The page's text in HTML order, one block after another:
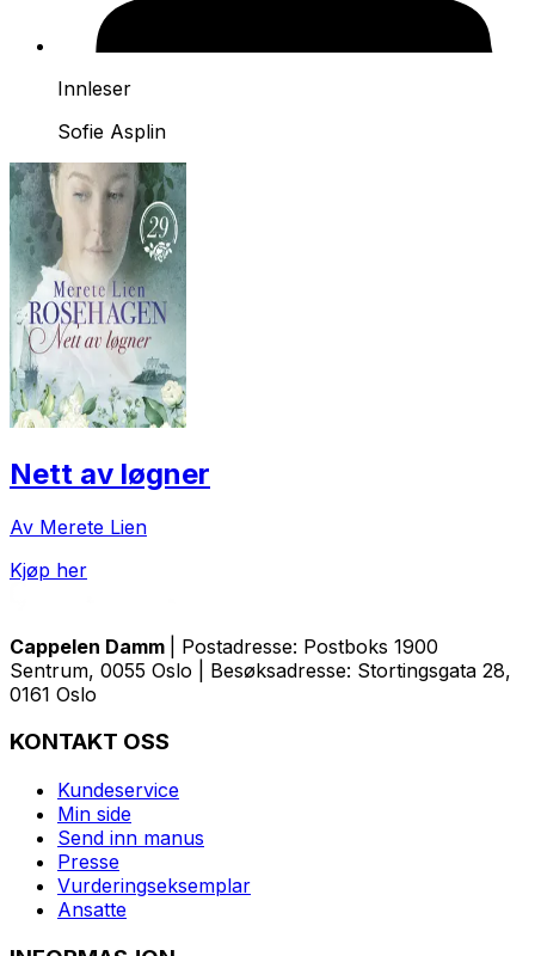
Innleser
Sofie Asplin
Nett av løgner
Av Merete Lien
Kjøp her
Cappelen Damm
| Postadresse: Postboks 1900
Sentrum, 0055 Oslo | Besøksadresse: Stortingsgata 28,
0161 Oslo
KONTAKT OSS
Kundeservice
Min side
Send inn manus
Presse
Vurderingseksemplar
Ansatte